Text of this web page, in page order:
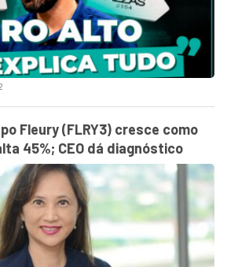
Fleury (FLRY3) cresce como
45%; CEO dá diagnóstico